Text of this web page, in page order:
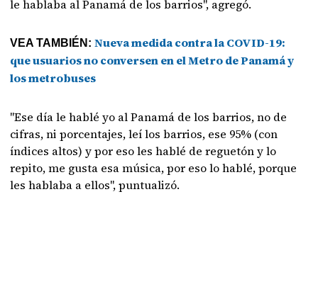
le hablaba al Panamá de los barrios", agregó.
VEA TAMBIÉN:Nueva medida contra la COVID-19:
que usuarios no conversen en el Metro de Panamá y
los metrobuses
"Ese día le hablé yo al Panamá de los barrios, no de
cifras, ni porcentajes, leí los barrios, ese 95% (con
índices altos) y por eso les hablé de reguetón y lo
repito, me gusta esa música, por eso lo hablé, porque
les hablaba a ellos", puntualizó.